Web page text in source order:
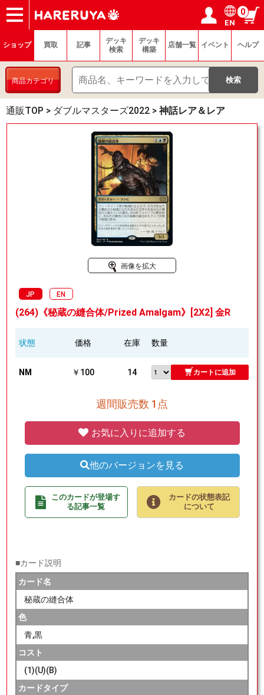
ショップ
買取
記事
デッキ検索
デッキ構築
選手一覧
店舗一覧
イベント
ヘルプ
お問い合わせ ログイン／会員登録
マイページ
EN
0
ショップ 買取 記事
デッキ
検索
デッキ
構築
店舗一覧 イベント ヘルプ
商品カテゴリ
通販TOP > ダブルマスターズ2022 > 神話レア＆レア
画像を拡大
JP EN
(264)《秘蔵の縫合体/Prized Amalgam》[2X2] 金R
状態 価格 在庫 数量
NM ￥100 14 カートに追加
週間販売数 1点
お気に入りに追加する
他のバージョンを見る
このカードが登場す
る記事一覧
カードの状態表記
について
■カード説明
カード名
秘蔵の縫合体
色
青,黒
コスト
(1)(U)(B)
カードタイプ